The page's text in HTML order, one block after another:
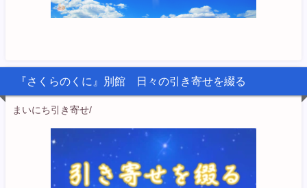
『さくらのくに』別館 日々の引き寄せを綴る
まいにち引き寄せ/